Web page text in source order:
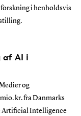
forskning i henholdsvis
af AI i
og
kr. fra Danmarks
Artificial Intelligence